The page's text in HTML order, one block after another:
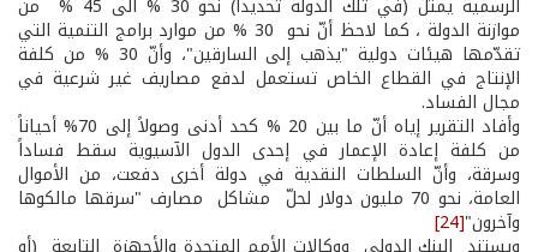
موازنة الدولة ، كما لاحظ أنّ نحو 30 % من موارد برامج التنمية التي
تقدّمها هيئات دولية "يذهب إلى السارقين"، وأنّ 30 % من كلفة
الإنتاج في القطاع الخاص تستعمل لدفع مصاريف غير شرعية في
مجال الفساد.
وأفاد التقرير إياه أنّ ما بين 20 % كحد أدنى وصولاً إلى 70% أحياناً
من كلفة إعادة الإعمار في إحدى الدول الآسيوية سقط فساداً
وسرقة، وأنّ السلطات النقدية في دولة أخرى دفعت، من الأموال
العامة، نحو 70 مليون دولار لحلّ مشاكل مصارف "سرقها مالكوها
وآخرون"[24]